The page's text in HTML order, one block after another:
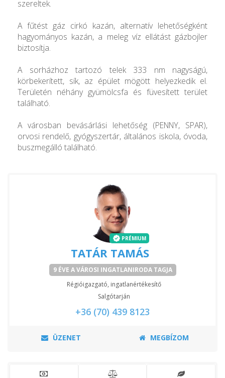
szereltek.
A fűtést gáz cirkó kazán, alternatív lehetőségként
hagyományos kazán, a meleg víz ellátást gázbojler
biztosítja.
A sorházhoz tartozó telek 333 nm nagyságú,
körbekerített, sík, az épület mögött helyezkedik el.
Területén néhány gyümölcsfa és füvesített terület
található.
A városban bevásárlási lehetőség (PENNY, SPAR),
orvosi rendelő, gyógyszertár, általános iskola, óvoda,
buszmegálló található.
PRÉMIUM
TATÁR TAMÁS
9 ÉVE A VÁROSI INGATLANIRODA TAGJA
Régióigazgató, ingatlanértékesítő
Salgótarján
+36 (70) 439 8123
ÜZENET MEGBÍZOM